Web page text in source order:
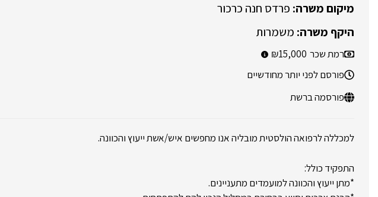
פרדס חנה כרכור
משמרות
רמת שכר 15,000
פורסם לפני יותר מחודשיים
פורסמה ברשת
למכללה לרפואה הולסטית מובליה אנו מחפשים איש/אשת ייעוץ והכוונה.
התפקיד כולל:
*מתן ייעוץ והכוונה למועמדים מתעניינים.